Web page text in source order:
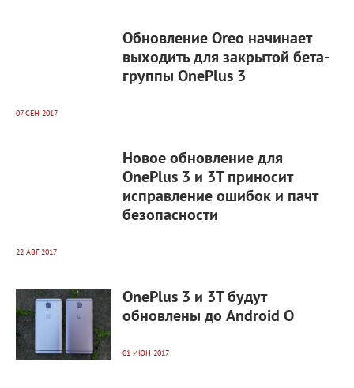
Обновление Oreo начинает
выходить для закрытой бета-
группы OnePlus 3
07 СЕН 2017
Новое обновление для
OnePlus 3 и 3T приносит
исправление ошибок и пачт
безопасности
22 АВГ 2017
OnePlus 3 и 3T будут
обновлены до Android O
01 ИЮН 2017